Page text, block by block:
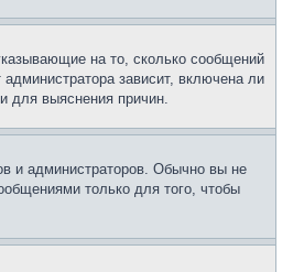
на то, сколько сообщений
зависит, включена ли
для выяснения причин.
и администраторов. Обычно вы не
только для того, чтобы